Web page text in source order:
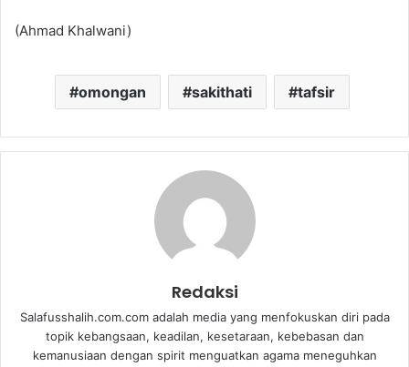
(Ahmad Khalwani)
omongan sakithati tafsir
Redaksi
Salafusshalih.com.com adalah media yang menfokuskan diri pada
topik kebangsaan, keadilan, kesetaraan, kebebasan dan
kemanusiaan dengan spirit menguatkan agama meneguhkan